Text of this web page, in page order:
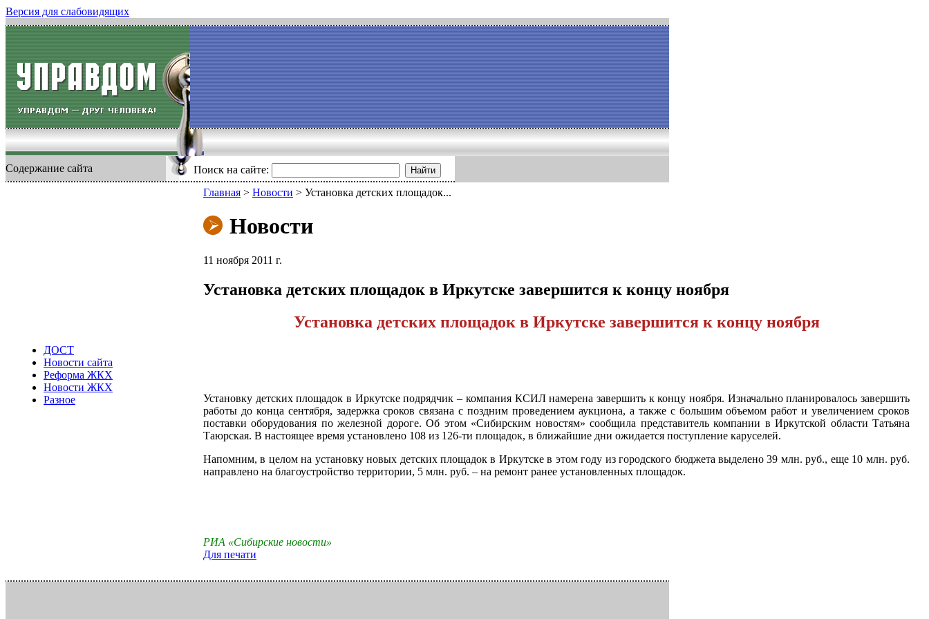
Версия для слабовидящих
Содержание сайта Поиск на сайте: Найти
ДОСТ
Новости сайта
Реформа ЖКХ
Новости ЖКХ
Разное
Главная > Новости > Установка детских площадок...
Новости
11 ноября 2011 г.
Установка детских площадок в Иркутске завершится к концу ноября
Установка детских площадок в Иркутске завершится к концу ноября
Установку детских площадок в Иркутске подрядчик – компания КСИЛ намерена завершить к концу ноября. Изначально планировалось завершить
работы до конца сентября, задержка сроков связана с поздним проведением аукциона, а также с большим объемом работ и увеличением сроков
поставки оборудования по железной дороге. Об этом «Сибирским новостям» сообщила представитель компании в Иркутской области Татьяна
Таюрская. В настоящее время установлено 108 из 126-ти площадок, в ближайшие дни ожидается поступление каруселей.
Напомним, в целом на установку новых детских площадок в Иркутске в этом году из городского бюджета выделено 39 млн. руб., еще 10 млн. руб.
направлено на благоустройство территории, 5 млн. руб. – на ремонт ранее установленных площадок.
РИА «Сибирские новости»
Для печати